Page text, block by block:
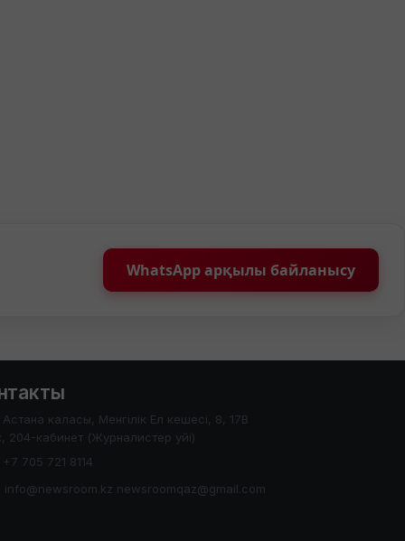
WhatsApp арқылы байланысу
Астана каласы, Менгілік Ел кешесі, 8, 17В
204-кабинет (Журналистер уйі)
+7 705 721 8114
info@newsroom.kz newsroomqaz@gmail.com